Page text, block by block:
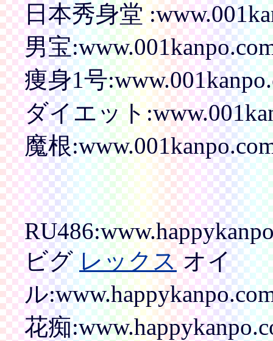
日本秀身堂
男宝
痩身1号
ダイエット
魔根
ビグレックスオイ
ル
花痴